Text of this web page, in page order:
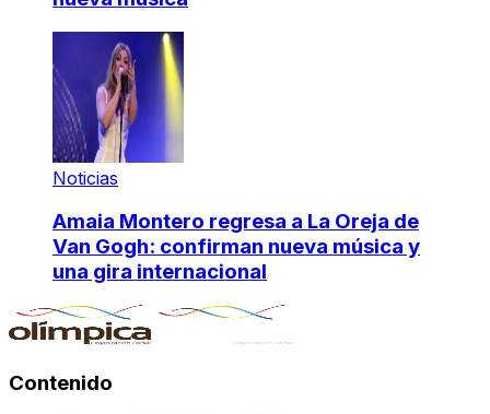
Noticias
Amaia Montero regresa a La Oreja de
Van Gogh: confirman nueva música y
una gira internacional
Contenido